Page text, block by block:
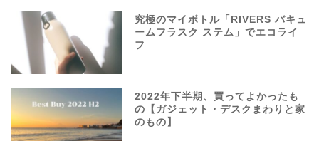
究極のマイボトル「RIVERS バキュ
ームフラスク ステム」でエコライ
フ
2022年下半期、買ってよかったも
の【ガジェット・デスクまわりと家
のもの】